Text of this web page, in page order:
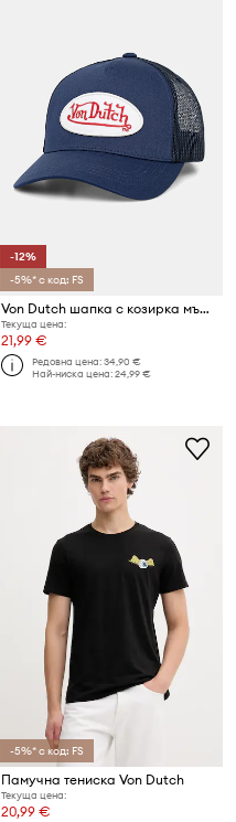
-12%
-5%* с код: FS
Von Dutch шапка с козирка мъжка
Текуща цена:
21,99 €
Редовна цена:34,90 €
Най-ниска цена:24,99 €
-5%* с код: FS
Памучна тениска Von Dutch
Текуща цена:
20,99 €